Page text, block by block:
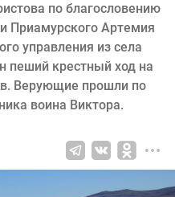
по благословению
Приамурского Артемия
управления из села
пеший крестный ход на
Верующие прошли по
воина Виктора.